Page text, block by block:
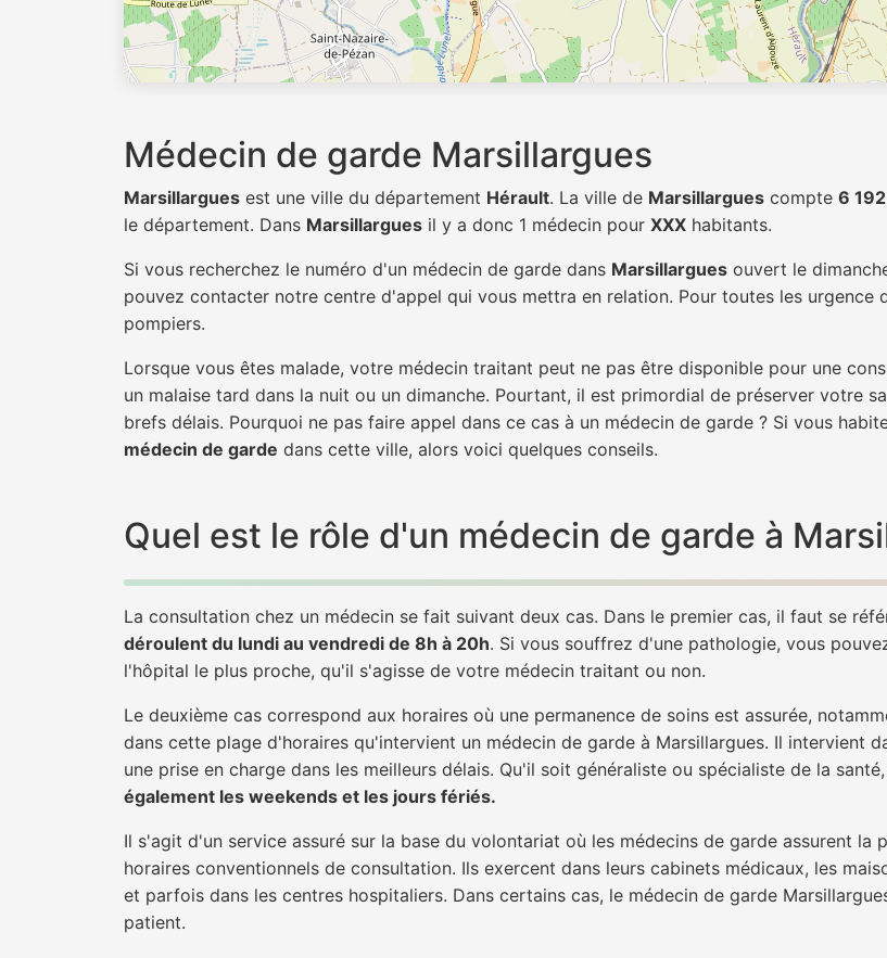
Médecin de garde Marsillargues
Marsillargues est une ville du département Hérault. La ville de Marsillargues compte 6 192
le département. Dans Marsillargues il y a donc 1 médecin pour XXX habitants.
Si vous recherchez le numéro d'un médecin de garde dans Marsillargues ouvert le
pouvez contacter notre centre d'appel qui vous mettra en relation. Pour toutes les urgence
pompiers.
Lorsque vous êtes malade, votre médecin traitant peut ne pas être disponible pour une
un malaise tard dans la nuit ou un dimanche. Pourtant, il est primordial de préserver votre
brefs délais. Pourquoi ne pas faire appel dans ce cas à un médecin de garde ? Si vous
médecin de garde dans cette ville, alors voici quelques conseils.
Quel est le rôle d'un médecin de garde à
La consultation chez un médecin se fait suivant deux cas. Dans le premier cas, il faut se
déroulent du lundi au vendredi de 8h à 20h. Si vous souffrez d'une pathologie, vous
l'hôpital le plus proche, qu'il s'agisse de votre médecin traitant ou non.
Le deuxième cas correspond aux horaires où une permanence de soins est assurée,
dans cette plage d'horaires qu'intervient un médecin de garde à Marsillargues. Il intervient
une prise en charge dans les meilleurs délais. Qu'il soit généraliste ou spécialiste de la
également les weekends et les jours fériés.
Il s'agit d'un service assuré sur la base du volontariat où les médecins de garde assurent la
horaires conventionnels de consultation. Ils exercent dans leurs cabinets médicaux, les
et parfois dans les centres hospitaliers. Dans certains cas, le médecin de garde
patient.